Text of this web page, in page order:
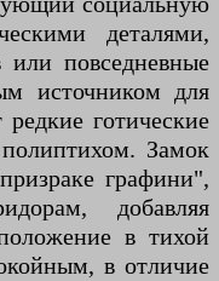
деталями,
или повседневные
источником для
готические
Замок
графини",
добавляя
в тихой
в отличие